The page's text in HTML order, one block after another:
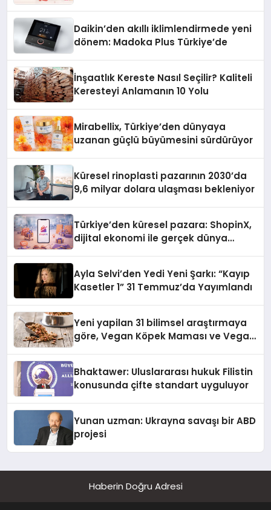
Daikin’den akıllı iklimlendirmede yeni
dönem: Madoka Plus Türkiye’de
İnşaatlık Kereste Nasıl Seçilir? Kaliteli
Keresteyi Anlamanın 10 Yolu
Mirabellix, Türkiye’den dünyaya
uzanan güçlü büyümesini sürdürüyor
Küresel rinoplasti pazarının 2030’da
9,6 milyar dolara ulaşması bekleniyor
Türkiye’den küresel pazara: ShopinX,
dijital ekonomi ile gerçek dünya
Ayla Selvi’den Yedi Yeni Şarkı: “Kayıp
Kasetler 1” 31 Temmuz’da Yayımlandı
Yeni yapilan 31 bilimsel araştırmaya
göre, Vegan Köpek Maması ve Vegan
Bhaktawer: Uluslararası hukuk Filistin
konusunda çifte standart uyguluyor
Yunan uzman: Ukrayna savaşı bir ABD
projesi
Haberin Doğru Adresi